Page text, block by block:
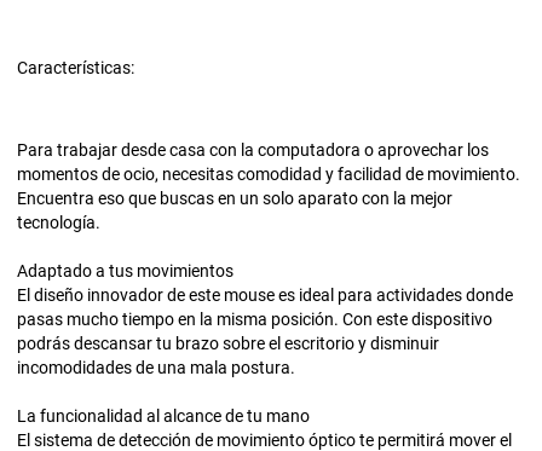
Características:
Para trabajar desde casa con la computadora o aprovechar los
momentos de ocio, necesitas comodidad y facilidad de movimiento.
Encuentra eso que buscas en un solo aparato con la mejor
tecnología.
Adaptado a tus movimientos
El diseño innovador de este mouse es ideal para actividades donde
pasas mucho tiempo en la misma posición. Con este dispositivo
podrás descansar tu brazo sobre el escritorio y disminuir
incomodidades de una mala postura.
La funcionalidad al alcance de tu mano
El sistema de detección de movimiento óptico te permitirá mover el